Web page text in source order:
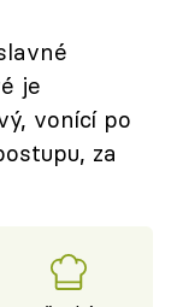
je
vonící po
za